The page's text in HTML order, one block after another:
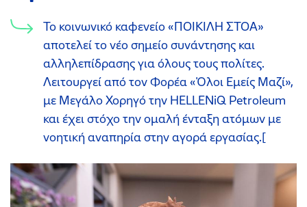
Το κοινωνικό καφενείο «ΠΟΙΚΙΛΗ ΣΤΟΑ»
αποτελεί το νέο σημείο συνάντησης και
αλληλεπίδρασης για όλους τους πολίτες.
Λειτουργεί από τον Φορέα «Όλοι Εμείς Μαζί»,
με Μεγάλο Χορηγό την ΗΕLLENiQ Petroleum
και έχει στόχο την ομαλή ένταξη ατόμων με
νοητική αναπηρία στην αγορά εργασίας.[